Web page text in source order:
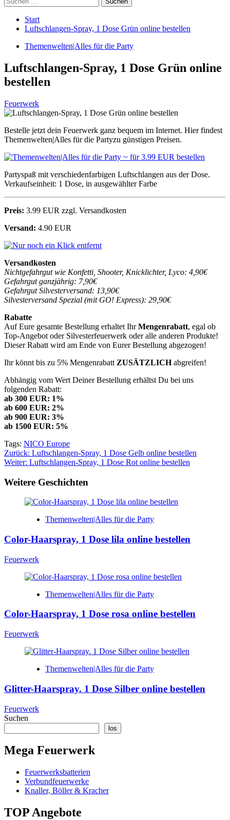
nach:
Start
Luftschlangen-Spray, 1 Dose Grün online bestellen
Themenwelten|Alles für die Party
Luftschlangen-Spray, 1 Dose Grün online
bestellen
Feuerwerk
Bestelle jetzt dein Feuerwerk ganz bequem im Internet. Hier findest
Themenwelten|Alles für die Partyzu günstigen Preisen.
Partyspaß mit verschiedenfarbigen Luftschlangen aus der Dose.
Verkaufseinheit: 1 Dose, in ausgewählter Farbe
Preis: 3.99 EUR zzgl. Versandkosten
Versand: 4.90 EUR
Versandkosten
Nichtgefahrgut wie Konfetti, Shooter, Knicklichter, Lyco: 4,90€
Gefahrgut ganzjährig: 7,90€
Gefahrgut Silvesterversand: 13,90€
Silvesterversand Spezial (mit GO! Express): 29,90€
Rabatte
Auf Eure gesamte Bestellung erhaltet IhrMengenrabatt, egal ob
Top-Angebot oder Silvesterfeuerwerk oder alle anderen Produkte!
Dieser Rabatt wird am Ende von Eurer Bestellung abgezogen!
Ihr könnt bis zu 5% Mengenrabatt ZUSÄTZLICHabgreifen!
Abhängig vom Wert Deiner Bestellung erhältst Du bei uns
folgenden Rabatt:
ab 300 EUR: 1%
ab 600 EUR: 2%
ab 900 EUR: 3%
ab 1500 EUR: 5%
Tags: NICO Europe
Beitragsnavigation
Zurück: Luftschlangen-Spray, 1 Dose Gelb online bestellen
Weiter: Luftschlangen-Spray, 1 Dose Rot online bestellen
Weitere Geschichten
Themenwelten|Alles für die Party
Color-Haarspray, 1 Dose lila online bestellen
Feuerwerk
Themenwelten|Alles für die Party
Color-Haarspray, 1 Dose rosa online bestellen
Feuerwerk
Themenwelten|Alles für die Party
Glitter-Haarspray. 1 Dose Silber online bestellen
Feuerwerk
Suchen
los
Mega Feuerwerk
Feuerwerksbatterien
Verbundfeuerwerke
Knaller, Böller & Kracher
TOP Angebote